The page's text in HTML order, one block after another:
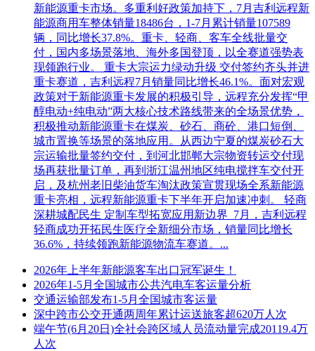
新能源重卡市场。多重利好政策加持下，7月吉利远程新
能源商用车整体销量18486台，1-7月累计销量107589
辆，同比增长37.8%。重卡、轻商、客车全线批量交
付，国内多场景落地、海外多国登顶，以全赛道强势表
现领跑行业。 重卡大宗运力绿动升级 交付签约齐头并进
重卡赛道，吉利远程7月销量同比增长46.1%。面对宏观
政策对于新能源重卡发展的积极引导，远程充分发挥“甲
醇电动+纯电动”两大核心技术路线带来的全场景优势，
积极推动新能源重卡在煤炭、砂石、商砼、港口短倒、
城市置换等场景的落地应用。从西边宁夏的煤炭砂石大
宗运输批量签约交付，到河北邯郸大宗物资转运交付现
场再获批量订单，再到浙江温州地区纯电搅拌车交付开
启，及杭州老旧柴油货车淘汰政策宣贯现场全系新能源
重卡亮相，远程新能源重卡下半年开启加速冲刺。 轻商
深耕城配民生 定制车型拓宽应用新边界 7月，吉利远程
轻商成功开拓民生医疗全新细分市场，销量同比增长
36.6%，持续领跑新能源物流车赛道。...
2026年上半年新能源客车出口冠军诞生！
2026年1-5月全国城市公共汽电车客运量分析
交通运输部发布1-5月全国城市客运量
深中跨市公交开通两周年累计运送旅客超620万人次
端午节(6月20日)全社会跨区域人员流动量完成20119.4万
人次